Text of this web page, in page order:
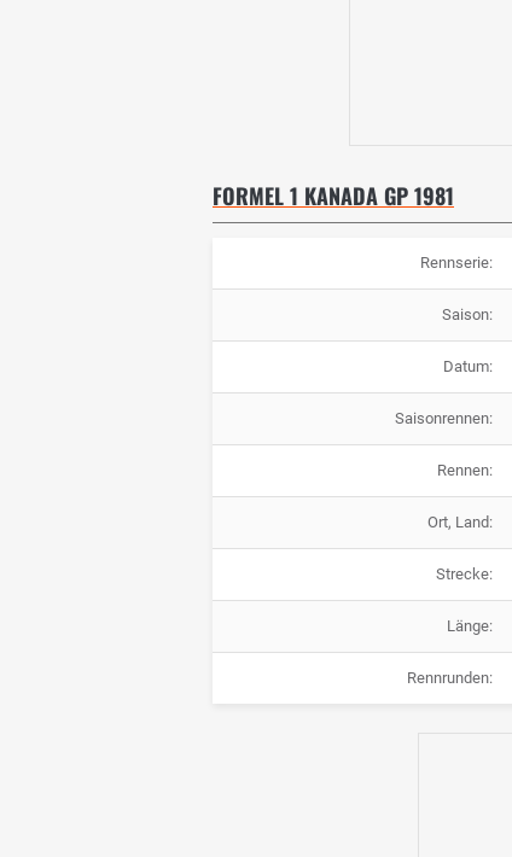
FORMEL 1 KANADA GP 1981
Rennserie:
Saison:
Datum:
Saisonrennen:
Rennen:
Ort, Land:
Strecke:
Länge:
Rennrunden: